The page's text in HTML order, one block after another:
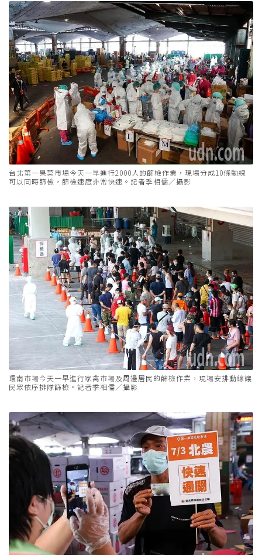
台北第一果菜市場今天一早進行2000人的篩檢作業，現場分成10條動線
可以同時篩檢，篩檢速度非常快速。記者季相儒／攝影
環南市場今天一早進行家禽市場及周邊居民的篩檢作業，現場安排動線讓
民眾依序排隊篩檢。記者季相儒／攝影